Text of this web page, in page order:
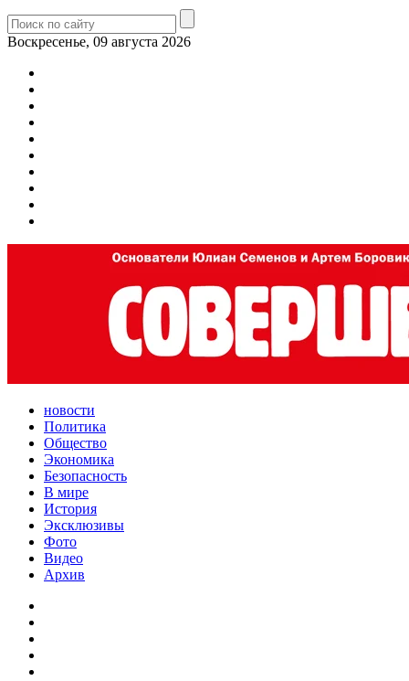
Воскресенье, 09 августа 2026
новости
Политика
Общество
Экономика
Безопасность
В мире
История
Эксклюзивы
Фото
Видео
Архив